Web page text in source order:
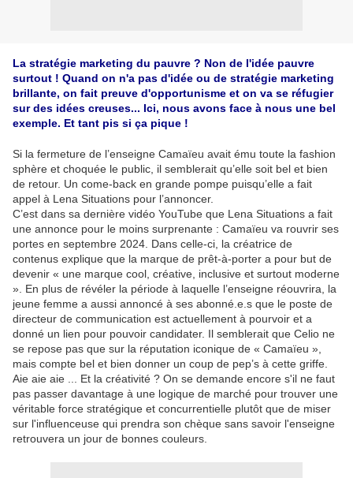
La stratégie marketing du pauvre ? Non de l'idée pauvre
surtout ! Quand on n'a pas d'idée ou de stratégie marketing
brillante, on fait preuve d'opportunisme et on va se réfugier
sur des idées creuses... Ici, nous avons face à nous une bel
exemple. Et tant pis si ça pique !
Si la fermeture de l’enseigne Camaïeu avait ému toute la fashion
sphère et choquée le public, il semblerait qu’elle soit bel et bien
de retour. Un come-back en grande pompe puisqu’elle a fait
appel à Lena Situations pour l’annoncer.
C’est dans sa dernière vidéo YouTube que Lena Situations a fait
une annonce pour le moins surprenante : Camaïeu va rouvrir ses
portes en septembre 2024. Dans celle-ci, la créatrice de
contenus explique que la marque de prêt-à-porter a pour but de
devenir « une marque cool, créative, inclusive et surtout moderne
». En plus de révéler la période à laquelle l’enseigne réouvrira, la
jeune femme a aussi annoncé à ses abonné.e.s que le poste de
directeur de communication est actuellement à pourvoir et a
donné un lien pour pouvoir candidater. Il semblerait que Celio ne
se repose pas que sur la réputation iconique de « Camaïeu »,
mais compte bel et bien donner un coup de pep’s à cette griffe.
Aie aie aie ... Et la créativité ? On se demande encore s'il ne faut
pas passer davantage à une logique de marché pour trouver une
véritable force stratégique et concurrentielle plutôt que de miser
sur l'influenceuse qui prendra son chèque sans savoir l'enseigne
retrouvera un jour de bonnes couleurs.